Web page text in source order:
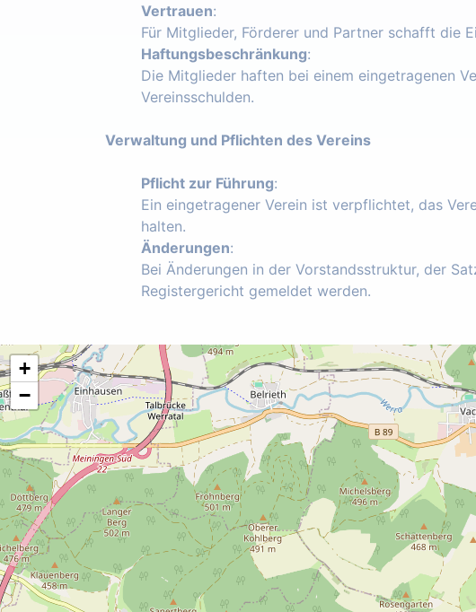
Vertrauen:
Für Mitglieder, Förderer und Partner schafft die
Haftungsbeschränkung:
Die Mitglieder haften bei einem eingetragenen
Vereinsschulden.
Verwaltung und Pflichten des Vereins
Pflicht zur Führung:
Ein eingetragener Verein ist verpflichtet, das
halten.
Änderungen:
Bei Änderungen in der Vorstandsstruktur, der
Registergericht gemeldet werden.
+
−